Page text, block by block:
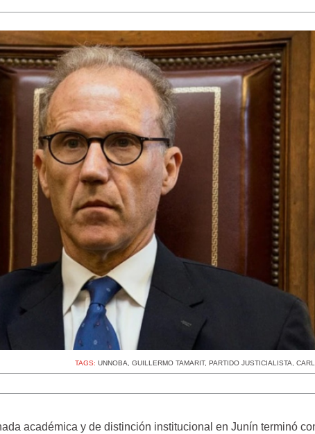
TAGS:UNNOBA ,GUILLERMO TAMARIT,PARTIDO JUSTICIALISTA ,
académica y de distinción institucional en Junín terminó